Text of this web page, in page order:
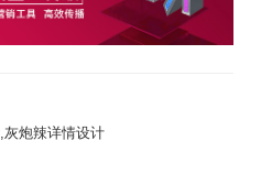
炮辣详情设计